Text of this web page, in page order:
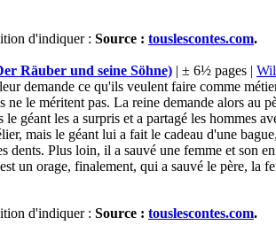
d'indiquer : Source : touslescontes.com.
Räuber und seine Söhne) | ± 6½ pages |
demande ce qu'ils veulent faire comme
le méritent pas. La reine demande alors au
géant les a surpris et a partagé les hommes
mais le géant lui a fait le cadeau d'une
dents. Plus loin, il a sauvé une femme et son
un orage, finalement, qui a sauvé le père, la
d'indiquer : Source : touslescontes.com.